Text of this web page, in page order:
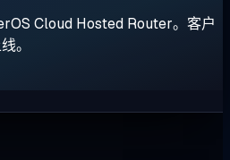
Cloud Hosted Router。客户
。